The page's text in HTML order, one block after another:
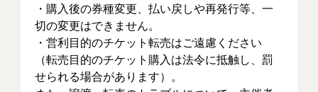
・購入後の券種変更、払い戻しや再発行等、一
切の変更はできません。
・営利目的のチケット転売はご遠慮ください
（転売目的のチケット購入は法令に抵触し、罰
せられる場合があります）。